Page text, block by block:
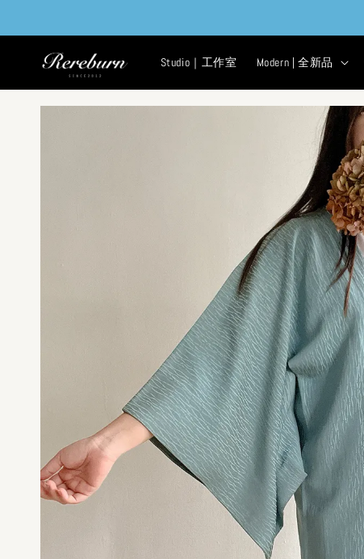
Studio｜工作室 Modern | 全新品